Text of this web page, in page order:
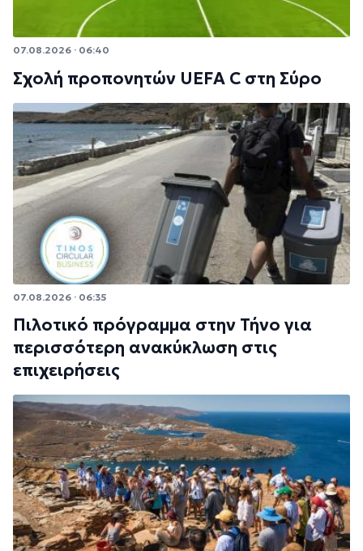
07.08.2026 · 06:40
Σχολή προπονητών UEFA C στη Σύρο
07.08.2026 · 06:35
Πιλοτικό πρόγραμμα στην Τήνο για
περισσότερη ανακύκλωση στις
επιχειρήσεις